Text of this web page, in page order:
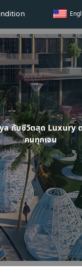
กับชีวิตสุด Luxury
คนทุกเจน